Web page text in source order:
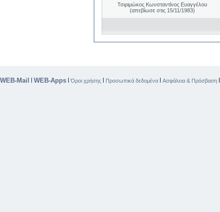
Τσιριμώκος Κωνσταντίνος Ευαγγέλου
(απεβίωσε στις 15/11/1983)
WEB-Mail | WEB-Apps |Όροι χρήσης | Προσωπικά δεδομένα | Ασφάλεια & Πρόσβαση